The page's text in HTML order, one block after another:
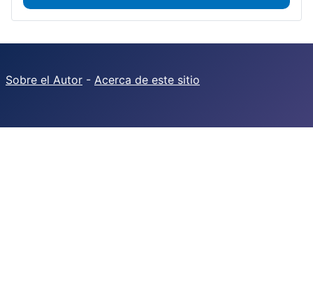
Sobre el Autor - Acerca de este sitio